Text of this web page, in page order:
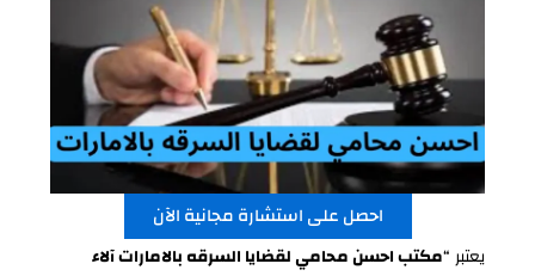
احصل على استشارة مجانية الآن
يعتبر “مكتب احسن محامي لقضايا السرقه بالامارات آلاء